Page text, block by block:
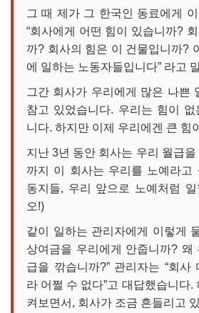
그 때 제가 그 한국인 동료에게
“회사에게 어떤 힘이 있습니까?
까? 회사의 힘은 이 건물입니까?
에 일하는 노동자들입니다” 라고
그간 회사가 우리에게 많은 나쁜
참고 있었습니다. 우리는 힘이
니다. 하지만 이제 우리에겐 큰 힘
지난 3년 동안 회사는 우리 월급
까지 이 회사는 우리를 노예라고
동지들, 우리 앞으로 노예처럼 일
오!)
같이 일하는 관리자에게 이렇게
상여금을 우리에게 안줍니까? 왜
급을 깎습니까?” 관리자는 “회사
라 어쩔 수 없다”고 대답했습니다.
켜보면서, 회사가 조금 흔들리고